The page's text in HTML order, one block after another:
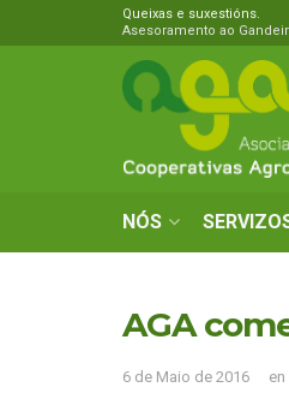
Queixas e suxestións.
Asesoramento ao
NÓS
AGA
6 de Maio de 2016 en